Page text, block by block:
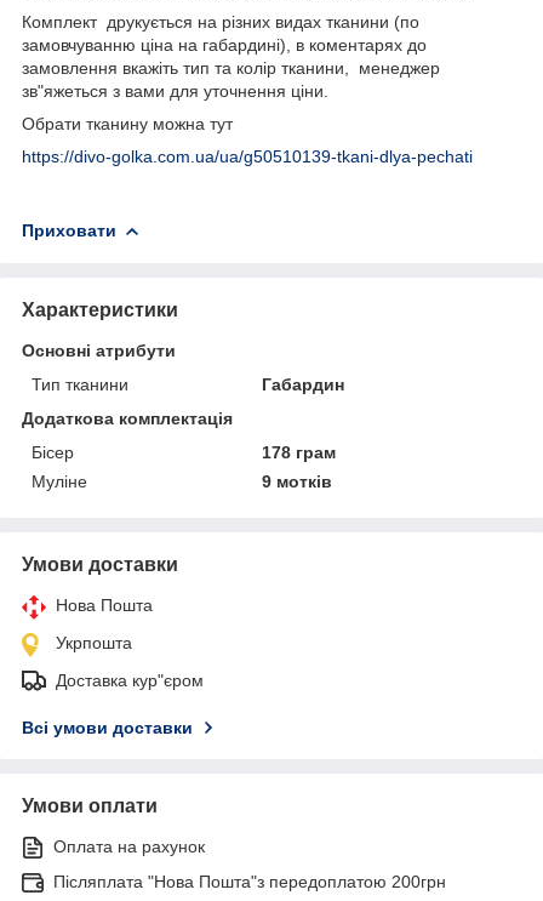
Комплект друкується на різних видах тканини (по
замовчуванню ціна на габардині), в коментарях до
замовлення вкажіть тип та колір тканини, менеджер
зв"яжеться з вами для уточнення ціни.
Обрати тканину можна тут
https://divo-golka.com.ua/ua/g50510139-tkani-dlya-pechati
Приховати
Характеристики
Основні атрибути
Тип тканини
Габардин
Додаткова комплектація
Бісер
178 грам
Муліне
9 мотків
Умови доставки
Нова Пошта
Укрпошта
Доставка кур"єром
Всі умови доставки
Умови оплати
Оплата на рахунок
Післяплата "Нова Пошта"з передоплатою 200грн